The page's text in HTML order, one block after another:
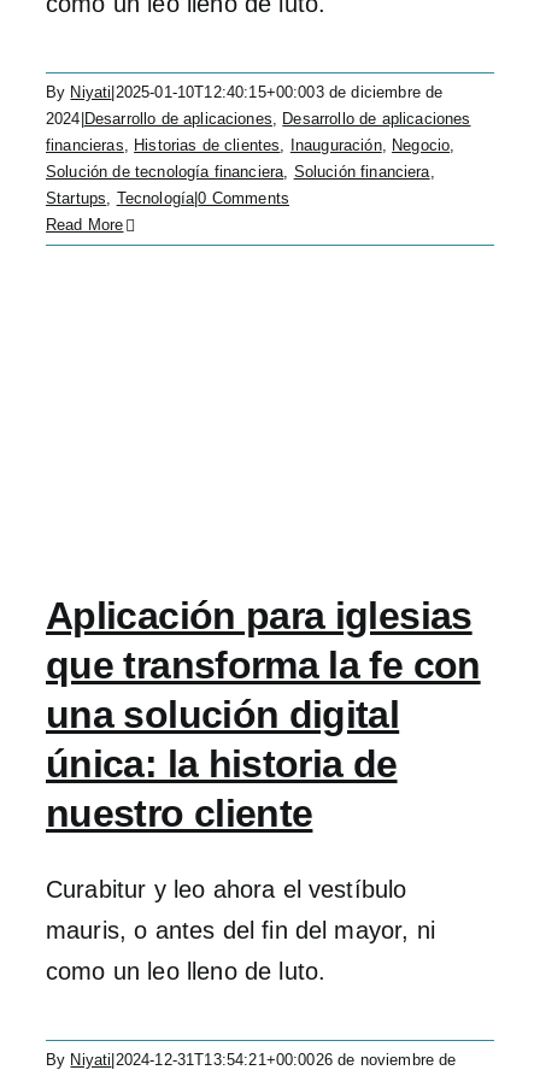
By Niyati 2025-01-10T12:40:15+00:003 de diciembre de
2024 Desarrollo de aplicaciones, Desarrollo de aplicaciones
financieras, Historias de clientes, Inauguración, Negocio,
Solución de tecnología financiera, Solución financiera,
Startups, Tecnología|0 Comments
Read More
Aplicación para iglesias
que transforma la fe con
una solución digital
única: la historia de
nuestro cliente
Curabitur y leo ahora el vestíbulo
mauris, o antes del fin del mayor, ni
como un leo lleno de luto.
By Niyati 2024-12-31T13:54:21+00:0026 de noviembre de